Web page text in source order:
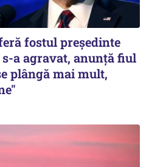
fostul preşedinte
a agravat, anunță fiul
plângă mai mult,